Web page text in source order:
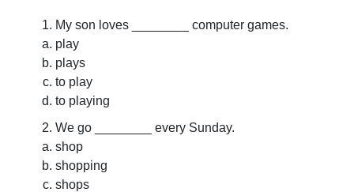
My son loves ________ computer games.
play
plays
to play
to playing
We go ________ every Sunday.
shop
shopping
shops